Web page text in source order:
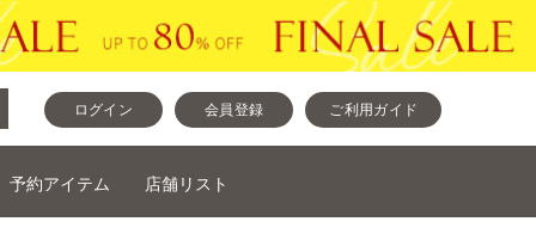
ログイン 会員登録 ご利用ガイド
予約アイテム 店舗リスト